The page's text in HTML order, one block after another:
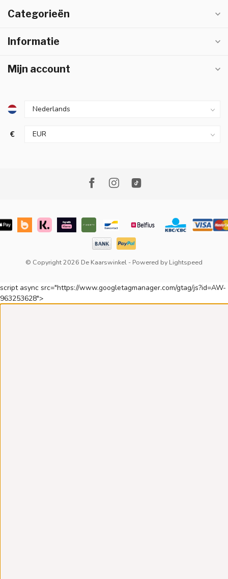
Categorieën
Informatie
Mijn account
€
© Copyright 2026 De Kaarswinkel - Powered by Lightspeed
script async src="https://www.googletagmanager.com/gtag/js?id=AW-
963253628">